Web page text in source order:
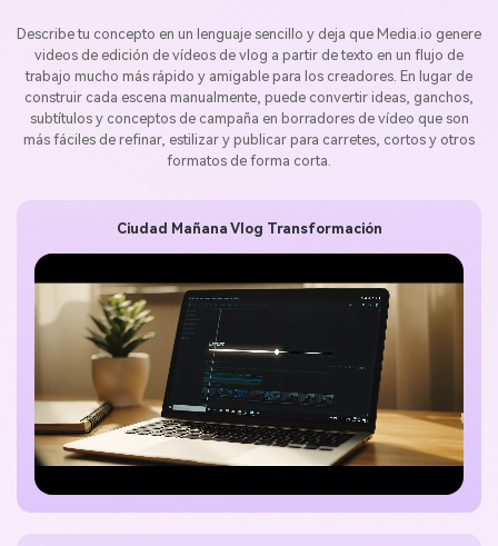
Describe tu concepto en un lenguaje sencillo y deja que Media.io genere
videos de edición de vídeos de vlog a partir de texto en un flujo de
trabajo mucho más rápido y amigable para los creadores. En lugar de
construir cada escena manualmente, puede convertir ideas, ganchos,
subtítulos y conceptos de campaña en borradores de vídeo que son
más fáciles de refinar, estilizar y publicar para carretes, cortos y otros
formatos de forma corta.
Ciudad Mañana Vlog Transformación